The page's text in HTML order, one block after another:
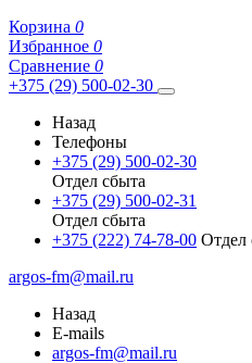
Корзина 0
Избранное 0
Сравнение 0
+375 (29) 500-02-30
Назад
Телефоны
+375 (29) 500-02-30
Отдел сбыта
+375 (29) 500-02-31
Отдел сбыта
+375 (222) 74-78-00 Отдел
argos-fm@mail.ru
Назад
E-mails
argos-fm@mail.ru